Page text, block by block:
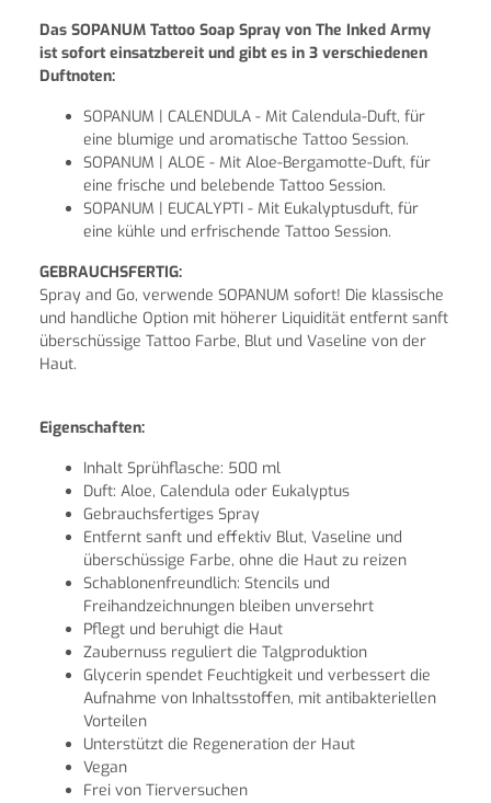
Das SOPANUM Tattoo Soap Spray von The Inked Army
ist sofort einsatzbereit und gibt es in 3 verschiedenen
Duftnoten:
SOPANUM | CALENDULA - Mit Calendula-Duft, für
eine blumige und aromatische Tattoo Session.
SOPANUM | ALOE - Mit Aloe-Bergamotte-Duft, für
eine frische und belebende Tattoo Session.
SOPANUM | EUCALYPTI - Mit Eukalyptusduft, für
eine kühle und erfrischende Tattoo Session.
GEBRAUCHSFERTIG:
Spray and Go, verwende SOPANUM sofort! Die klassische
und handliche Option mit höherer Liquidität entfernt sanft
überschüssige Tattoo Farbe, Blut und Vaseline von der
Haut.
Eigenschaften:
Inhalt Sprühflasche: 500 ml
Duft: Aloe, Calendula oder Eukalyptus
Gebrauchsfertiges Spray
Entfernt sanft und effektiv Blut, Vaseline und
überschüssige Farbe, ohne die Haut zu reizen
Schablonenfreundlich: Stencils und
Freihandzeichnungen bleiben unversehrt
Pflegt und beruhigt die Haut
Zaubernuss reguliert die Talgproduktion
Glycerin spendet Feuchtigkeit und verbessert die
Aufnahme von Inhaltsstoffen, mit antibakteriellen
Vorteilen
Unterstützt die Regeneration der Haut
Vegan
Frei von Tierversuchen